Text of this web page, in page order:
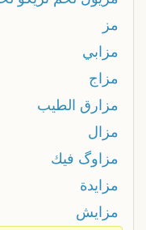
مز
مزابي
مزاج
مزارق الطيب
مزال
مزاوگ فيك
مزايدة
مزايش